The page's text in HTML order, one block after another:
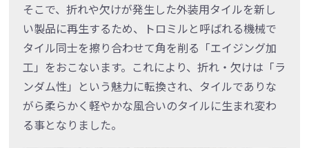
そこで、折れや欠けが発生した外装用タイルを新し
い製品に再生するため、トロミルと呼ばれる機械で
タイル同士を擦り合わせて角を削る「エイジング加
工」をおこないます。これにより、折れ・欠けは「ラ
ンダム性」という魅力に転換され、タイルでありな
がら柔らかく軽やかな風合いのタイルに生まれ変わ
る事となりました。